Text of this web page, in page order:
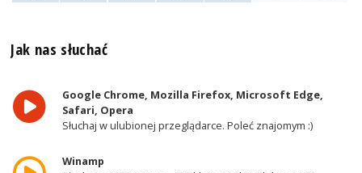
Jak nas słuchać
Google Chrome, Mozilla Firefox, Microsoft Edge,
Safari, Opera
Słuchaj w ulubionej przeglądarce. Poleć znajomym :)
Winamp